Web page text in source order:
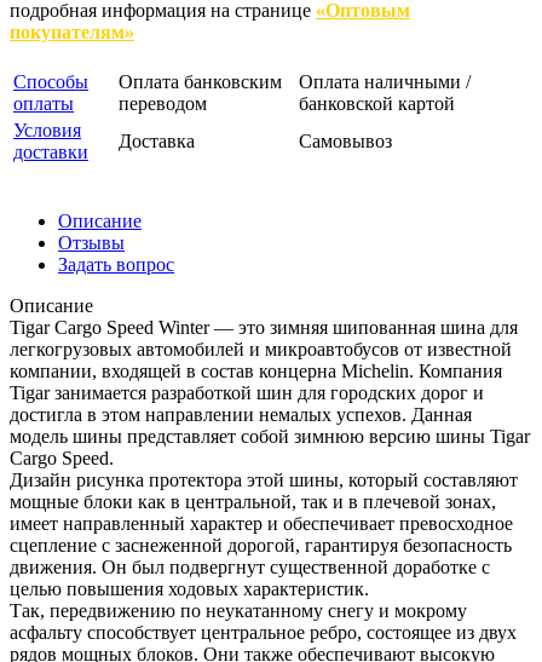
подробная информация на странице «Оптовым
покупателям»
Способы
оплаты
Оплата банковским
переводом
Оплата наличными /
банковской картой
Условия
доставки
Доставка Самовывоз
Описание
Отзывы
Задать вопрос
Описание
Tigar Cargo Speed Winter — это зимняя шипованная шина для
легкогрузовых автомобилей и микроавтобусов от известной
компании, входящей в состав концерна Michelin. Компания
Tigar занимается разработкой шин для городских дорог и
достигла в этом направлении немалых успехов. Данная
модель шины представляет собой зимнюю версию шины Tigar
Cargo Speed.
Дизайн рисунка протектора этой шины, который составляют
мощные блоки как в центральной, так и в плечевой зонах,
имеет направленный характер и обеспечивает превосходное
сцепление с заснеженной дорогой, гарантируя безопасность
движения. Он был подвергнут существенной доработке с
целью повышения ходовых характеристик.
Так, передвижению по неукатанному снегу и мокрому
асфальту способствует центральное ребро, состоящее из двух
рядов мощных блоков. Они также обеспечивают высокую